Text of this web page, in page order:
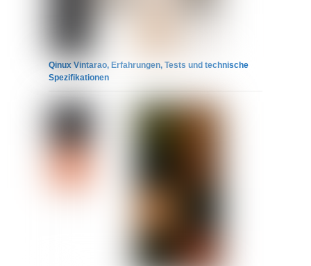
Qinux Vintarao, Erfahrungen, Tests und technische
Spezifikationen